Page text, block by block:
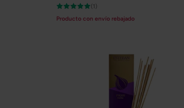
(1)
Producto con envío rebajado